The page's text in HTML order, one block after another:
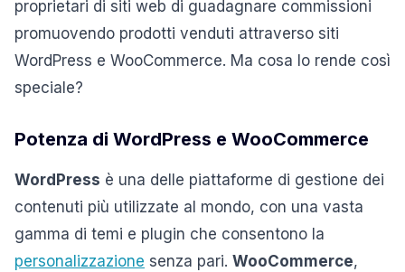
proprietari di siti web di guadagnare commissioni
promuovendo prodotti venduti attraverso siti
WordPress e WooCommerce. Ma cosa lo rende così
speciale?
Potenza di WordPress e WooCommerce
WordPress è una delle piattaforme di gestione dei
contenuti più utilizzate al mondo, con una vasta
gamma di temi e plugin che consentono la
personalizzazione senza pari. WooCommerce,